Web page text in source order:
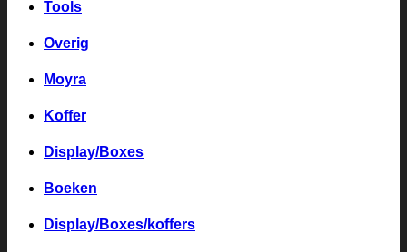
Tools
Overig
Moyra
Koffer
Display/Boxes
Boeken
Display/Boxes/koffers